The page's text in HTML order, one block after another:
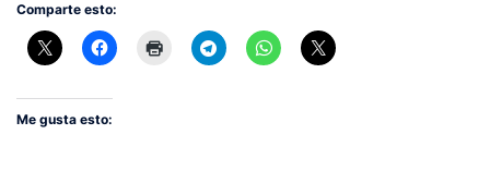
Comparte esto:
Me gusta esto: